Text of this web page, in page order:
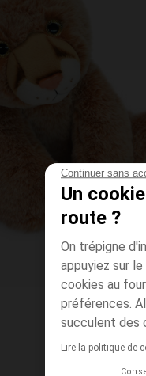
Continuer sans
Un
route ?
On trépigne
appuyiez sur
cookies au
préférences.
succulent des
Lire la politique de